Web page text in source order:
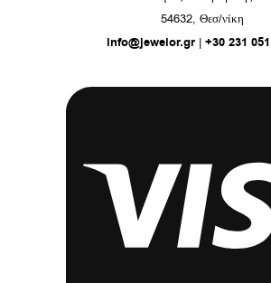
c
e
o
o
k
s
t
g
r
a
54632, Θεσ/νίκη
info@jewelor.gr| +30 231